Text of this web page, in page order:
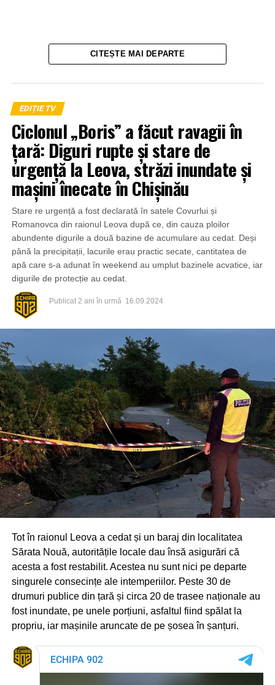
CITEȘTE MAI DEPARTE
EDIȚIE TV
Ciclonul „Boris” a făcut ravagii în
țară: Diguri rupte și stare de
urgență la Leova, străzi inundate și
mașini înecate în Chișinău
Stare re urgență a fost declarată în satele Covurlui și
Romanovca din raionul Leova după ce, din cauza ploilor
abundente digurile a două bazine de acumulare au cedat. Deși
până la precipitații, lacurile erau practic secate, cantitatea de
apă care s-a adunat în weekend au umplut bazinele acvatice, iar
digurile de protecție au cedat.
Publicat 2 ani în urmă 16.09.2024
Tot în raionul Leova a cedat și un baraj din localitatea
Sărata Nouă, autoritățile locale dau însă asigurări că
acesta a fost restabilit. Acestea nu sunt nici pe departe
singurele consecințe ale intemperiilor. Peste 30 de
drumuri publice din țară și circa 20 de trasee naționale au
fost inundate, pe unele porțiuni, asfaltul fiind spălat la
propriu, iar mașinile aruncate de pe șosea în șanțuri.